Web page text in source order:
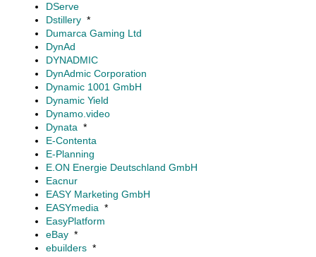
DServe
Dstillery *
Dumarca Gaming Ltd
DynAd
DYNADMIC
DynAdmic Corporation
Dynamic 1001 GmbH
Dynamic Yield
Dynamo.video
Dynata *
E-Contenta
E-Planning
E.ON Energie Deutschland GmbH
Eacnur
EASY Marketing GmbH
EASYmedia *
EasyPlatform
eBay *
ebuilders *